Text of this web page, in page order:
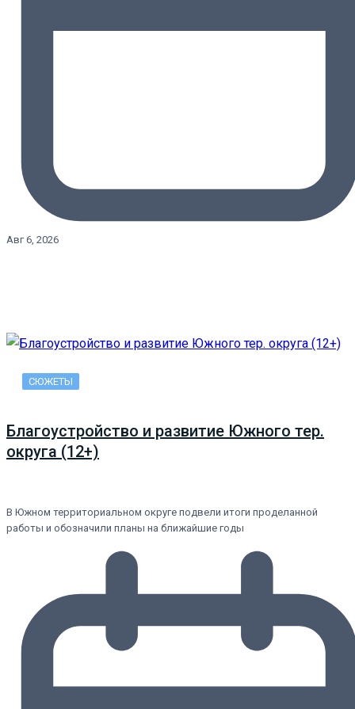
Авг 6, 2026
СЮЖЕТЫ
Благоустройство и развитие Южного тер.
округа (12+)
В Южном территориальном округе подвели итоги проделанной
работы и обозначили планы на ближайшие годы